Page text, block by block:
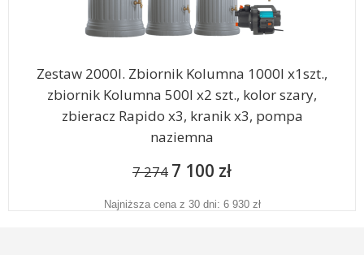
Zestaw 2000l. Zbiornik Kolumna 1000l x1szt.,
zbiornik Kolumna 500l x2 szt., kolor szary,
zbieracz Rapido x3, kranik x3, pompa
naziemna
7 274 7 100 zł
Najniższa cena z 30 dni: 6 930 zł